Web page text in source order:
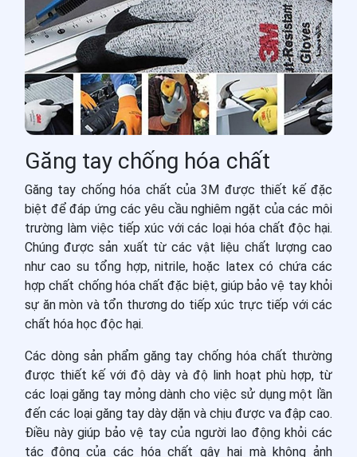
Găng tay chống hóa chất
Găng tay chống hóa chất của 3M được thiết kế đặc
biệt để đáp ứng các yêu cầu nghiêm ngặt của các môi
trường làm việc tiếp xúc với các loại hóa chất độc hại.
Chúng được sản xuất từ các vật liệu chất lượng cao
như cao su tổng hợp, nitrile, hoặc latex có chứa các
hợp chất chống hóa chất đặc biệt, giúp bảo vệ tay khỏi
sự ăn mòn và tổn thương do tiếp xúc trực tiếp với các
chất hóa học độc hại.
Các dòng sản phẩm găng tay chống hóa chất thường
được thiết kế với độ dày và độ linh hoạt phù hợp, từ
các loại găng tay mỏng dành cho việc sử dụng một lần
đến các loại găng tay dày dặn và chịu được va đập cao.
Điều này giúp bảo vệ tay của người lao động khỏi các
tác động của các hóa chất gây hại mà không ảnh